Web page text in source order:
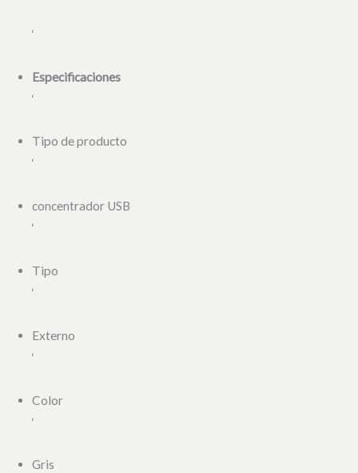
‘
Especificaciones
‘
Tipo de producto
‘
concentrador USB
‘
Tipo
‘
Externo
‘
Color
‘
Gris